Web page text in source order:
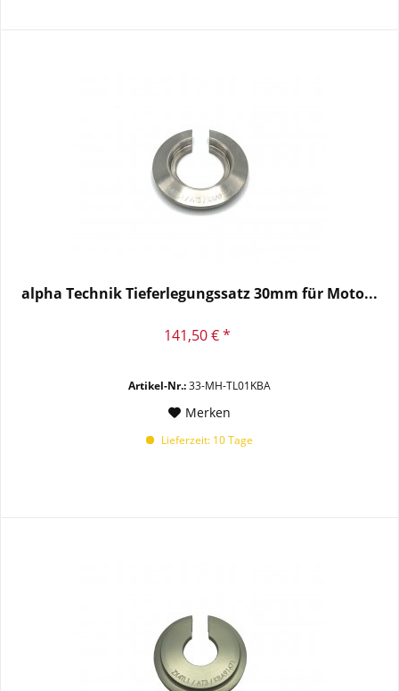
alpha Technik Tieferlegungssatz 30mm für Moto...
141,50 € *
Artikel-Nr.:33-MH-TL01KBA
Merken
Lieferzeit: 10 Tage